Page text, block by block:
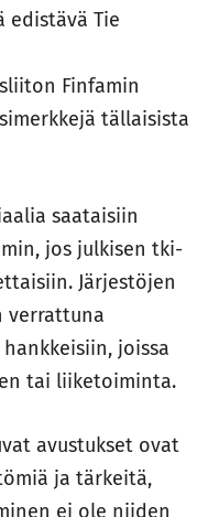
edistävä Tie
Finfamin
tällaisista
saataisiin
jos julkisen tki-
Järjestöjen
verrattuna
joissa
tai liiketoiminta.
avustukset ovat
ja tärkeitä,
ei ole niiden